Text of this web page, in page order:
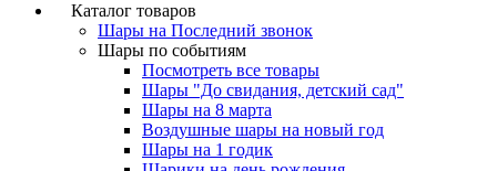
Каталог товаров
Шары на Последний звонок
Шары по событиям
Посмотреть все товары
Шары "До свидания, детский сад"
Шары на 8 марта
Воздушные шары на новый год
Шары на 1 годик